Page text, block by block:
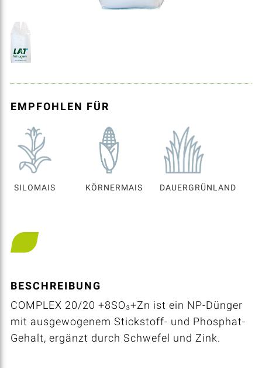
EMPFOHLEN FÜR
SILOMAIS KÖRNERMAIS DAUERGRÜNLAND
BESCHREIBUNG
COMPLEX 20/20 +8SO₃+Zn ist ein NP-Dünger
mit ausgewogenem Stickstoff- und Phosphat-
Gehalt, ergänzt durch Schwefel und Zink.